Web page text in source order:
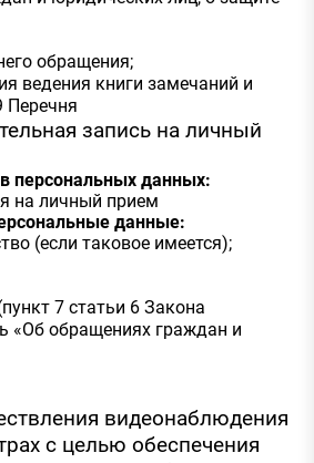
обращения;
ведения книги замечаний и
Перечня
запись на личный
персональных данных:
на личный прием
данные:
(если таковое имеется);
7 статьи 6 Закона
«Об обращениях граждан и
видеонаблюдения
с целью обеспечения